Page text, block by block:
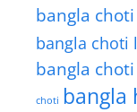
bangla
bangla choti
bangla
choti bangla